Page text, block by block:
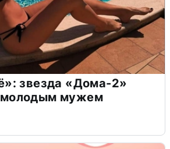
звезда «Дома-2»
молодым мужем